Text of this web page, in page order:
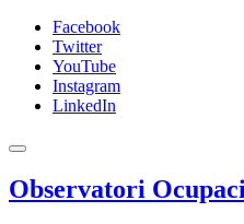
Facebook
Twitter
YouTube
Instagram
LinkedIn
Observatori